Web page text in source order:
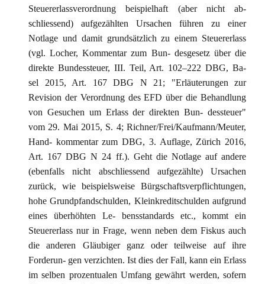
Steuererlassverordnung beispielhaft (aber nicht ab-
schliessend) aufgezählten Ursachen führen zu einer
Notlage und damit grundsätzlich zu einem Steuererlass
(vgl. Locher, Kommentar zum Bun- desgesetz über die
direkte Bundessteuer, III. Teil, Art. 102–222 DBG, Ba-
sel 2015, Art. 167 DBG N 21; "Erläuterungen zur
Revision der Verordnung des EFD über die Behandlung
von Gesuchen um Erlass der direkten Bun- dessteuer"
vom 29. Mai 2015, S. 4; Richner/Frei/Kaufmann/Meuter,
Hand- kommentar zum DBG, 3. Auflage, Zürich 2016,
Art. 167 DBG N 24 ff.). Geht die Notlage auf andere
(ebenfalls nicht abschliessend aufgezählte) Ursachen
zurück, wie beispielsweise Bürgschaftsverpflichtungen,
hohe Grundpfandschulden, Kleinkreditschulden aufgrund
eines überhöhten Le- bensstandards etc., kommt ein
Steuererlass nur in Frage, wenn neben dem Fiskus auch
die anderen Gläubiger ganz oder teilweise auf ihre
Forderun- gen verzichten. Ist dies der Fall, kann ein Erlass
im selben prozentualen Umfang gewährt werden, sofern